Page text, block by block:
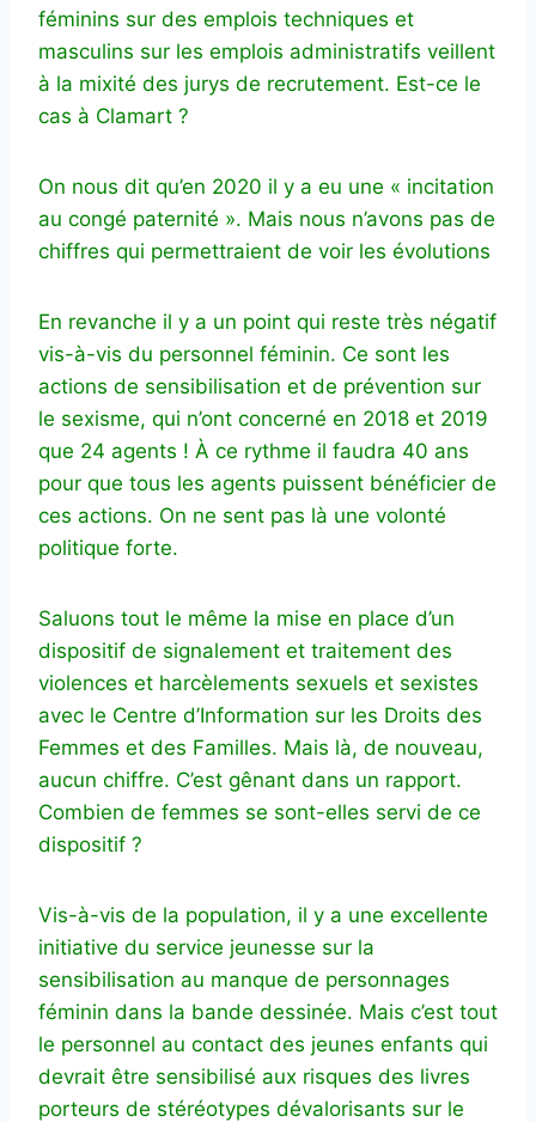
féminins sur des emplois techniques et
masculins sur les emplois administratifs veillent
à la mixité des jurys de recrutement. Est-ce le
cas à Clamart ?
On nous dit qu’en 2020 il y a eu une « incitation
au congé paternité ». Mais nous n’avons pas de
chiffres qui permettraient de voir les évolutions
En revanche il y a un point qui reste très négatif
vis-à-vis du personnel féminin. Ce sont les
actions de sensibilisation et de prévention sur
le sexisme, qui n’ont concerné en 2018 et 2019
que 24 agents ! À ce rythme il faudra 40 ans
pour que tous les agents puissent bénéficier de
ces actions. On ne sent pas là une volonté
politique forte.
Saluons tout le même la mise en place d’un
dispositif de signalement et traitement des
violences et harcèlements sexuels et sexistes
avec le Centre d’Information sur les Droits des
Femmes et des Familles. Mais là, de nouveau,
aucun chiffre. C’est gênant dans un rapport.
Combien de femmes se sont-elles servi de ce
dispositif ?
Vis-à-vis de la population, il y a une excellente
initiative du service jeunesse sur la
sensibilisation au manque de personnages
féminin dans la bande dessinée. Mais c’est tout
le personnel au contact des jeunes enfants qui
devrait être sensibilisé aux risques des livres
porteurs de stéréotypes dévalorisants sur le